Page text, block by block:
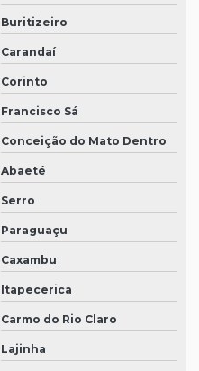
Buritizeiro
Carandaí
Corinto
Francisco Sá
Conceição do Mato Dentro
Abaeté
Serro
Paraguaçu
Caxambu
Itapecerica
Carmo do Rio Claro
Lajinha